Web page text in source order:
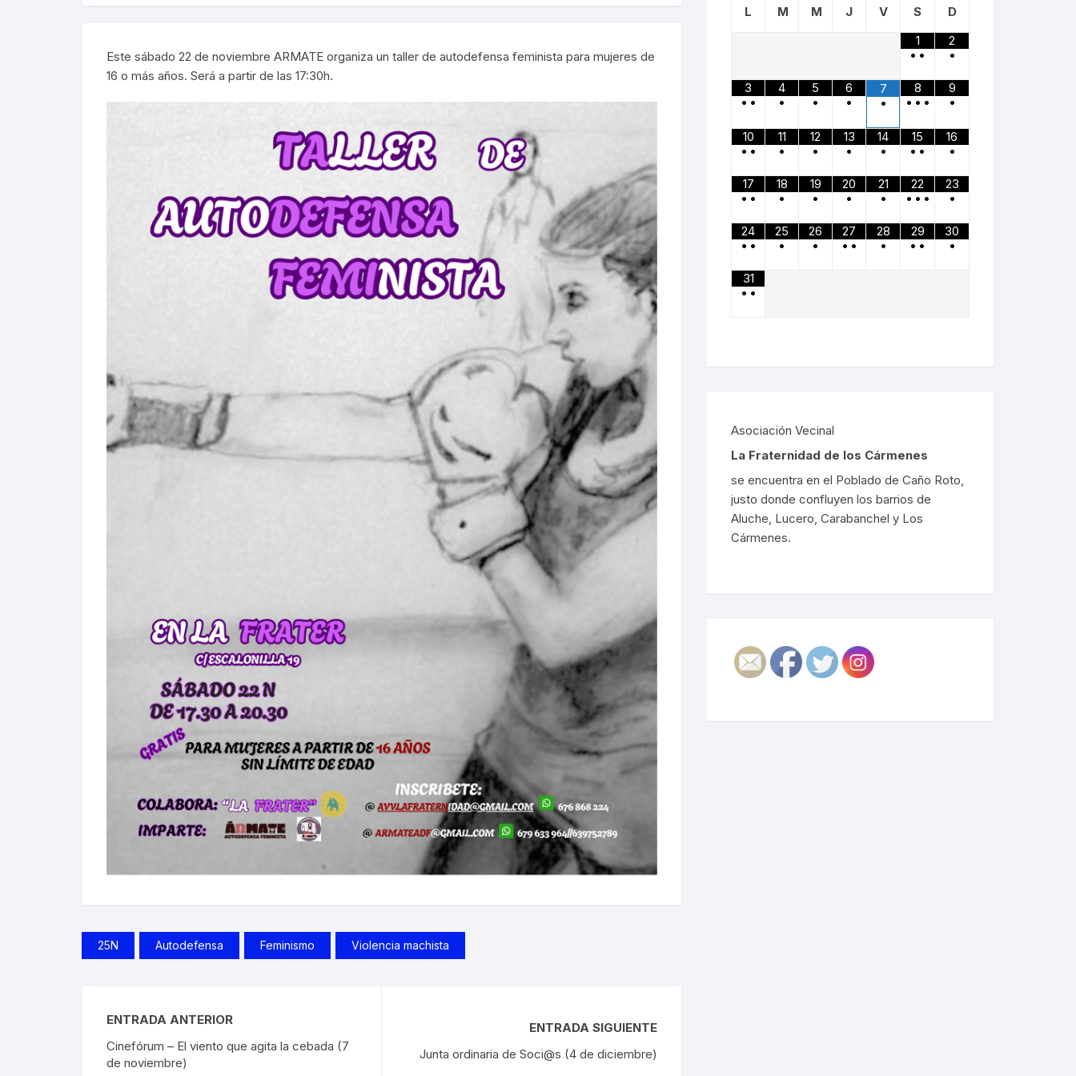
Este sábado 22 de noviembre ARMATE organiza un taller de autodefensa feminista para mujeres de
16 o más años. Será a partir de las 17:30h.
25N Autodefensa Feminismo Violencia machista
ENTRADA ANTERIOR
Cinefórum – El viento que agita la cebada (7
de noviembre)
ENTRADA SIGUIENTE
Junta ordinaria de Soci@s (4 de diciembre)
L M M J V S
D
1
• •
2
•
3
• •
4
•
5
•
6
•
7
•
8
• • •
9
•
10
• •
11
•
12
•
13
•
14
•
15
• •
16
•
17
• •
18
•
19
•
20
•
21
•
22
• • •
23
•
24
• •
25
•
26
•
27
• •
28
•
29
• •
30
•
31
• •
Asociación Vecinal
La Fraternidad de los Cármenes
se encuentra en el Poblado de Caño Roto,
justo donde confluyen los barrios de
Aluche, Lucero, Carabanchel y Los
Cármenes.